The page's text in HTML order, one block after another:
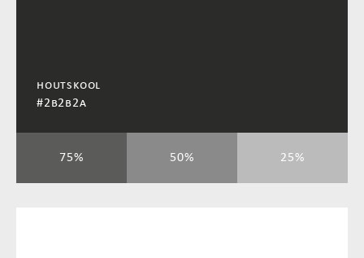
houtskool
#2b2b2a
75% 50% 25%